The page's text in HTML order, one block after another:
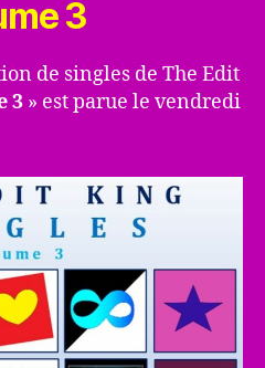
3
de singles de The Edit
3 » est parue le vendredi